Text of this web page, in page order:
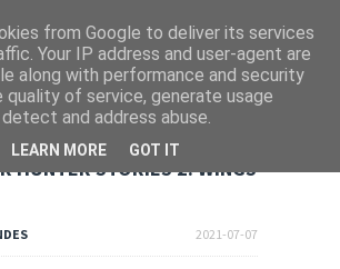
HUNTER STORIES 2: WINGS
2021-07-07
from Google to deliver its services
Your IP address and user-agent are
along with performance and security
of service, generate usage
and address abuse.
LEARN MORE GOT IT